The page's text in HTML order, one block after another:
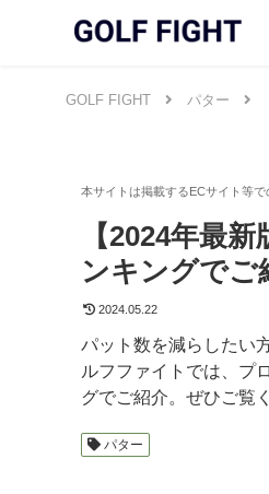
GOLF FIGHT パター
【2024年最
ンキングでご
2024.05.22
パット数を減らしたい
ルフファイトでは、プ
グでご紹介。ぜひご覧
パター